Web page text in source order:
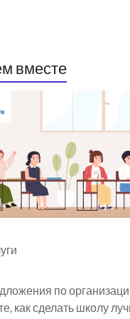
вместе
по
как сделать школу